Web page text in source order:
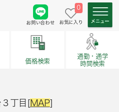
お問い合わせ
0
お気に入り
価格検索
通勤・通学
時間検索
丁目[MAP]